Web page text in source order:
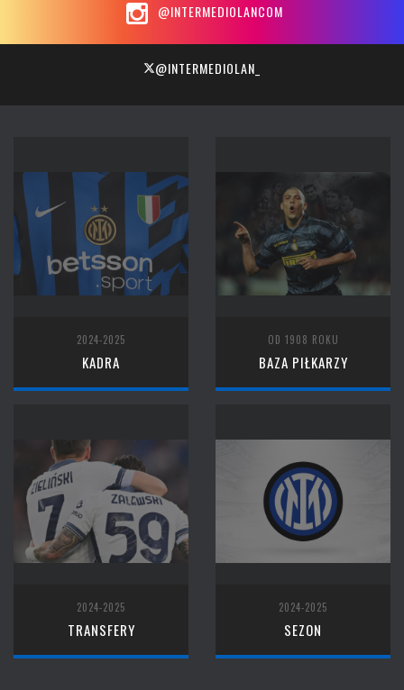
@INTERMEDIOLANCOM
@INTERMEDIOLAN_
2024-2025
KADRA
OD 1908 ROKU
BAZA PIŁKARZY
2024-2025
TRANSFERY
2024-2025
SEZON